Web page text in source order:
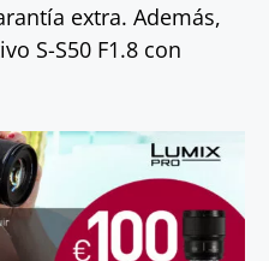
extra. Además,
S-S50 F1.8 con